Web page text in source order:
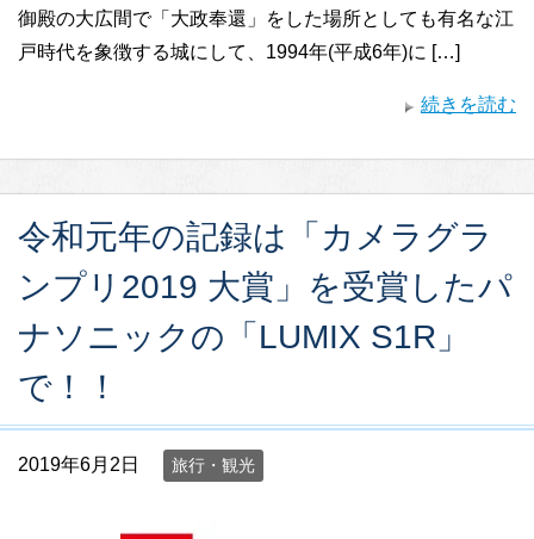
御殿の大広間で「大政奉還」をした場所としても有名な江
戸時代を象徴する城にして、1994年(平成6年)に […]
続きを読む
令和元年の記録は「カメラグラ
ンプリ2019 大賞」を受賞したパ
ナソニックの「LUMIX S1R」
で！！
2019年6月2日 旅行・観光